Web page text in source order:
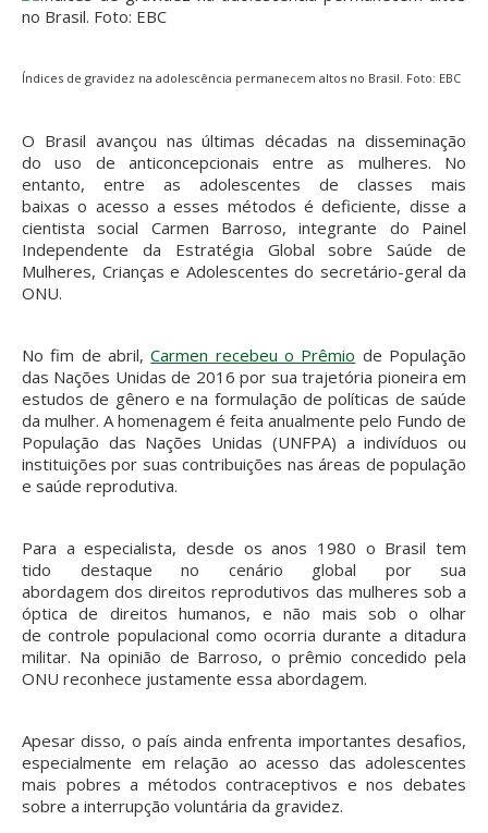
Índices de gravidez na adolescência permanecem altos no Brasil. Foto: EBC
O Brasil avançou nas últimas décadas na disseminação
do uso de anticoncepcionais entre as mulheres. No
entanto, entre as adolescentes de classes mais
baixas o acesso a esses métodos é deficiente, disse a
cientista social Carmen Barroso, integrante do Painel
Independente da Estratégia Global sobre Saúde de
Mulheres, Crianças e Adolescentes do secretário-geral da
ONU.
No fim de abril,Carmen recebeu o Prêmio de População
das Nações Unidas de 2016 por sua trajetória pioneira em
estudos de gênero e na formulação de políticas de saúde
da mulher. A homenagem é feita anualmente pelo Fundo de
População das Nações Unidas (UNFPA) a indivíduos ou
instituições por suas contribuições nas áreas de população
e saúde reprodutiva.
Para a especialista, desde os anos 1980 o Brasil tem
tido destaque no cenário global por sua
abordagem dos direitos reprodutivos das mulheres sob a
óptica de direitos humanos, e não mais sob o olhar
de controle populacional como ocorria durante a ditadura
militar. Na opinião de Barroso, o prêmio concedido pela
ONU reconhece justamente essa abordagem.
Apesar disso, o país ainda enfrenta importantes desafios,
especialmente em relação ao acesso das adolescentes
mais pobres a métodos contraceptivos e nos debates
sobre a interrupção voluntária da gravidez.